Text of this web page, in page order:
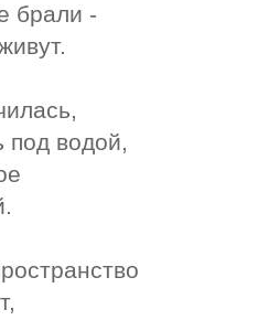
брали -
под водой,